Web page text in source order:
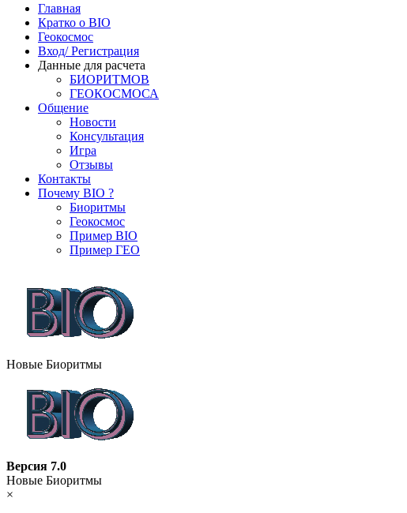
Главная
Кратко о BIO
Геокосмос
Вход/ Регистрация
Данные для расчета
БИОРИТМОВ
ГЕОКОСМОСА
Общение
Новости
Консультация
Игра
Отзывы
Контакты
Почему BIO ?
Биоритмы
Геокосмос
Пример BIO
Пример ГЕО
Новые Биоритмы
Версия 7.0
Новые Биоритмы
×